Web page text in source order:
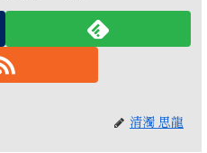
清濁 思龍